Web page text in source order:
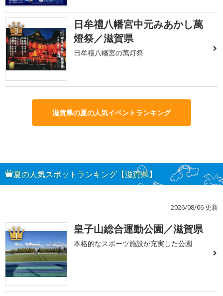
3
日牟禮八幡宮中元みあかし萬
燈祭／滋賀県
日牟禮八幡宮の萬灯祭
滋賀県の夏の人気イベントランキング
夏の人気スポットランキング【滋賀県】
2026/08/06 更新
1 皇子山総合運動公園／滋賀県
本格的なスポーツ施設が充実した公園